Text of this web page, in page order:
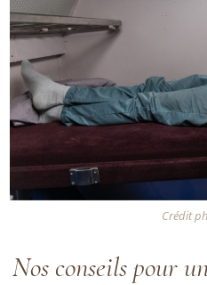
Crédit
Nos conseils pour